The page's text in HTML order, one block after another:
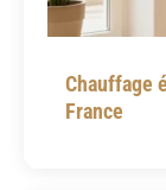
Chauffage
France